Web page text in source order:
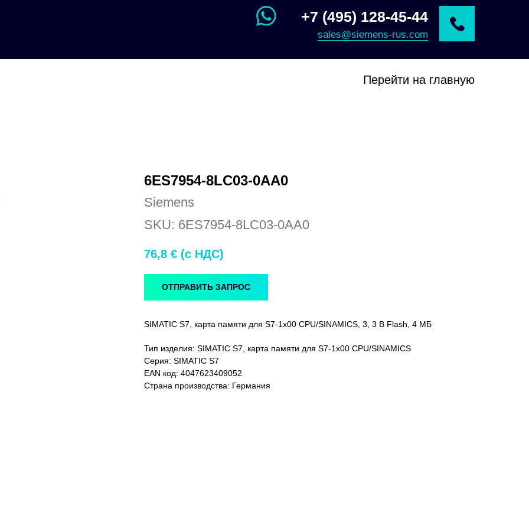
+7 (495) 128-45-44
sales@siemens-rus.com
Перейти на главную
6ES7954-8LC03-0AA0
Siemens
SKU: 6ES7954-8LC03-0AA0
76,8 € (c НДС)
ОТПРАВИТЬ ЗАПРОС
SIMATIC S7, карта памяти для S7-1x00 CPU/SINAMICS, 3, 3 В Flash, 4 МБ
Тип изделия: SIMATIC S7, карта памяти для S7-1x00 CPU/SINAMICS
Серия: SIMATIC S7
EAN код: 4047623409052
Страна производства: Германия